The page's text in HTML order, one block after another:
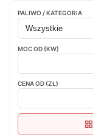
PALIWO / KATEGORIA
MOC OD (KW)
CENA OD (ZŁ)